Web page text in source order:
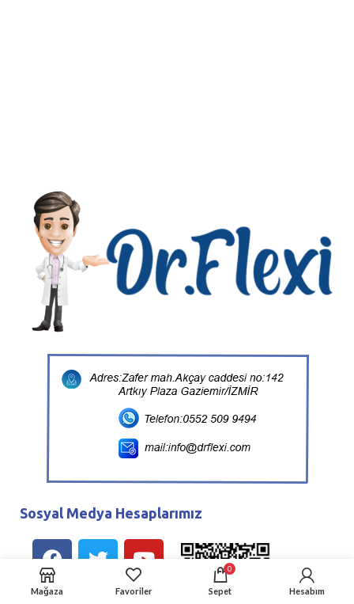
Sosyal Medya Hesaplarımız
Mağaza Favoriler
0
Sepet Hesabım